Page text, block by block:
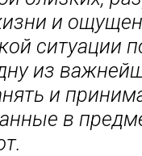
и
ситуации
из
и
в